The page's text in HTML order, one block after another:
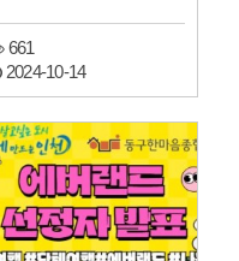
661
2024-10-14